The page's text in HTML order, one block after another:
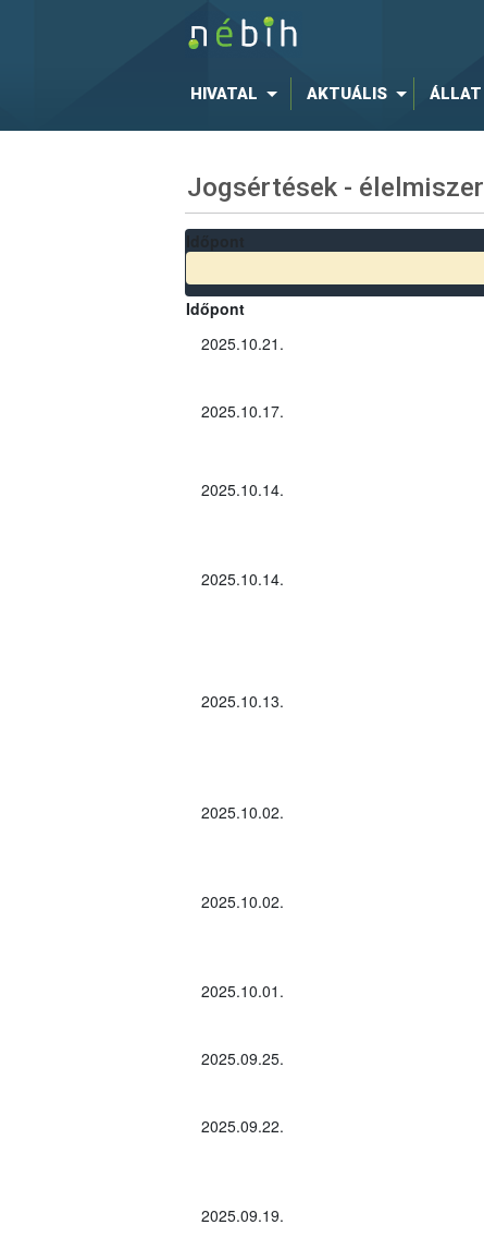
HIVATAL AKTUÁLIS ÁLLAT
Jogsértések - élelmiszer
Időpont
2025.10.21.
2025.10.17.
2025.10.14.
2025.10.14.
2025.10.13.
2025.10.02.
2025.10.02.
2025.10.01.
2025.09.25.
2025.09.22.
2025.09.19.